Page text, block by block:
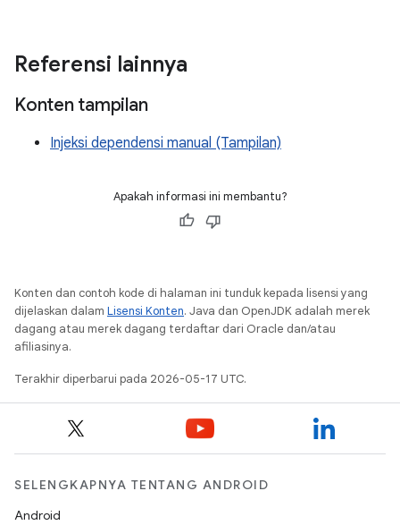
Referensi lainnya
Konten tampilan
Injeksi dependensi manual (Tampilan)
Apakah informasi ini membantu?
Konten dan contoh kode di halaman ini tunduk kepada lisensi yang
dijelaskan dalam Lisensi Konten. Java dan OpenJDK adalah merek
dagang atau merek dagang terdaftar dari Oracle dan/atau
afiliasinya.
Terakhir diperbarui pada 2026-05-17 UTC.
SELENGKAPNYA TENTANG ANDROID
Android